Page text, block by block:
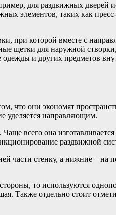
для раздвижных дверей
элементов, таких как
при которой вместе с
щетки для наружной
и других предметов
что они экономят
уделяется направляющим.
всего она
раздвижной
части стенку, а нижние – на
то используются
Также отдельно стоит